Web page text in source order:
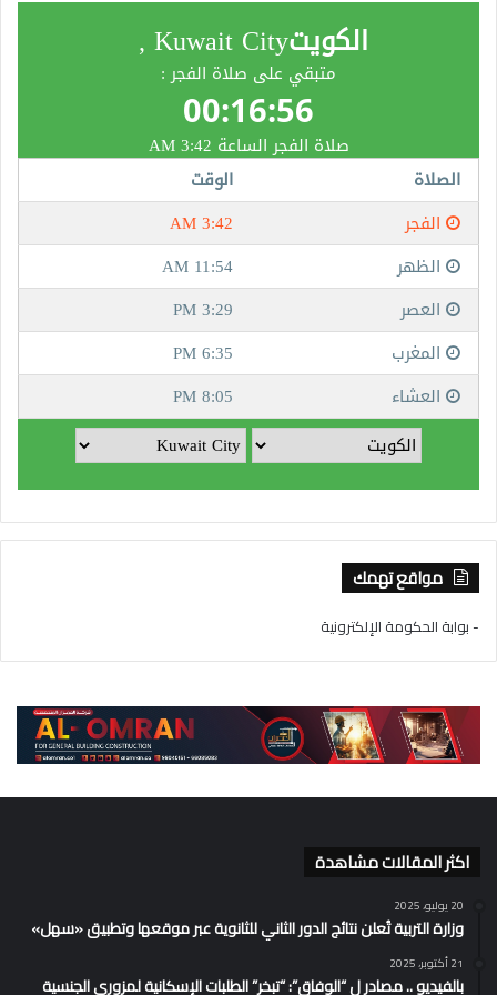
مواقع تهمك
- بوابة الحكومة الإلكترونية
اكثر المقالات مشاهدة
20 يوليو، 2025
وزارة التربية تُعلن نتائج الدور الثاني للثانوية عبر موقعها وتطبيق «سهل»
21 أكتوبر، 2025
بالفيديو .. مصادر ل “الوفاق”: “تبخر” الطلبات الإسكانية لمزوري الجنسية